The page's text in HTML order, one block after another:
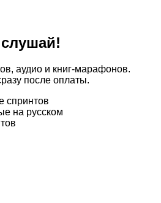
аудио и книг-марафонов.
после оплаты.
спринтов
на русском